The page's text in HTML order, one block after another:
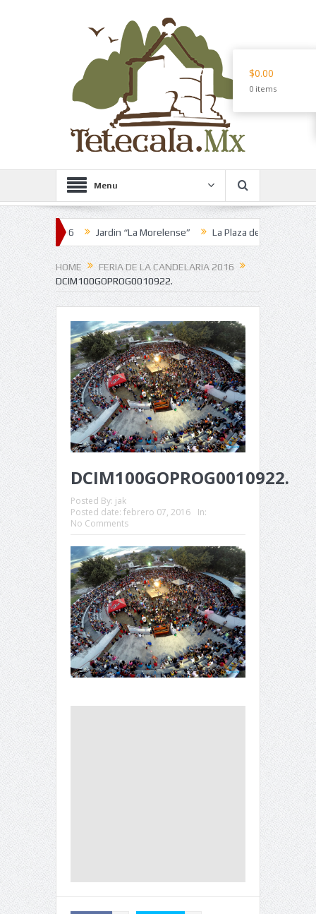
Menu
2016 Jardin “La Morelense” La Plaza de los Martes
HOME
FERIA DE LA CANDELARIA 2016
DCIM100GOPROG0010922.
DCIM100GOPROG0010922.
Posted By: jak
Posted date: febrero 07, 2016
In:
No Comments
$0.00
0 items